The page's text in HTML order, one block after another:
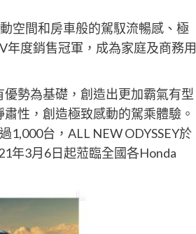
空間和房車般的駕馭流暢感、極
度銷售冠軍，成為家庭及商務用
優勢為基礎，創造出更加霸氣有型
性，創造極致感動的駕乘體驗。
台，ALL NEW ODYSSEY於
年3月6日起蒞臨全國各Honda